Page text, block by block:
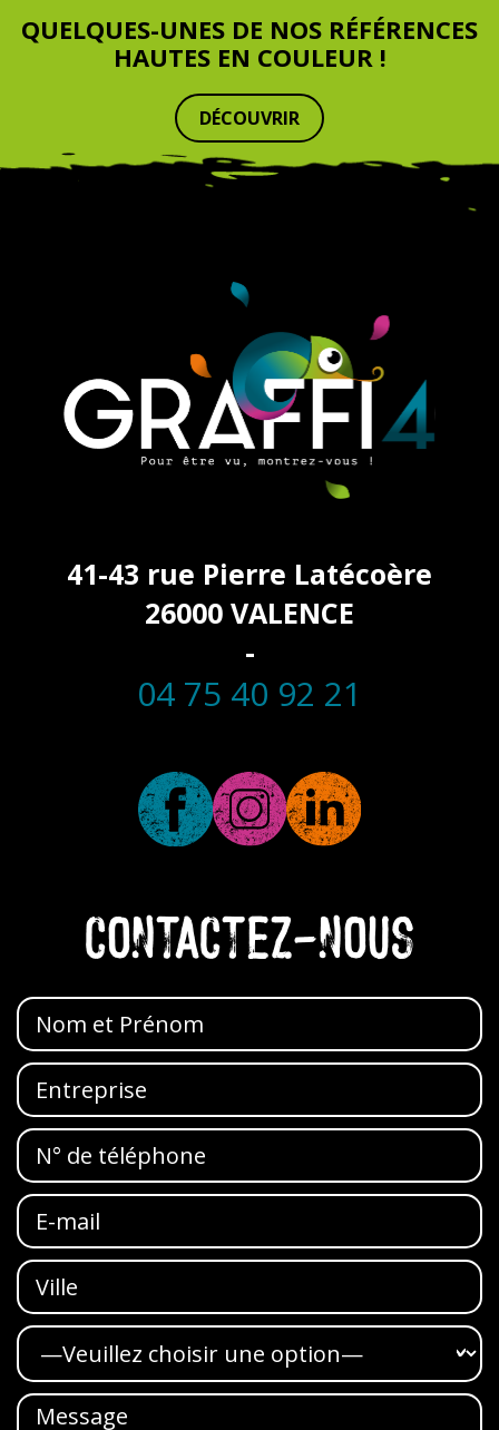
QUELQUES-UNES DE NOS RÉFÉRENCES
HAUTES EN COULEUR !
DÉCOUVRIR
41-43 rue Pierre Latécoère
26000 VALENCE
-
04 75 40 92 21
CONTACTEZ-NOUS